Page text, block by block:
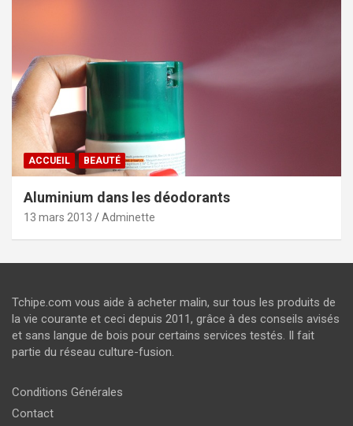
ACCUEIL BEAUTÉ
Aluminium dans les déodorants
13 mars 2013 Adminette
Tchipe.com vous aide à acheter malin, sur tous les produits de
la vie courante et ceci depuis 2011, grâce à des conseils avisés
et sans langue de bois pour certains services testés. Il fait
partie du réseau culture-fusion.
Conditions Générales
Contact